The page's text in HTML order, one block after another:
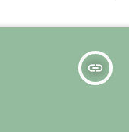
insert_link